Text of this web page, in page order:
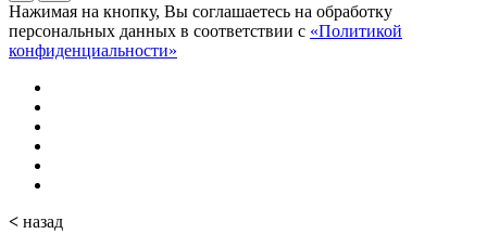
Нажимая на кнопку, Вы соглашаетесь на обработку
персональных данных в соответствии с «Политикой
конфиденциальности»
< назад